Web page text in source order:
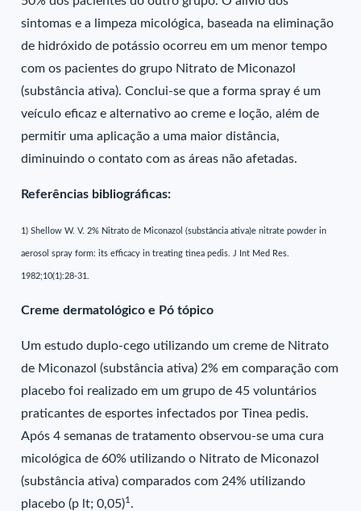
sintomas e a limpeza micológica, baseada na eliminação
de hidróxido de potássio ocorreu em um menor tempo
com os pacientes do grupo Nitrato de Miconazol
(substância ativa). Conclui-se que a forma spray é um
veículo eficaz e alternativo ao creme e loção, além de
permitir uma aplicação a uma maior distância,
diminuindo o contato com as áreas não afetadas.
Referências bibliográficas:
1) Shellow W. V. 2% Nitrato de Miconazol (substância ativa)e nitrate powder in
aerosol spray form: its efficacy in treating tinea pedis. J Int Med Res.
1982;10(1):28-31.
Creme dermatológico e Pó tópico
Um estudo duplo-cego utilizando um creme de Nitrato
de Miconazol (substância ativa) 2% em comparação com
placebo foi realizado em um grupo de 45 voluntários
praticantes de esportes infectados por Tinea pedis.
Após 4 semanas de tratamento observou-se uma cura
micológica de 60% utilizando o Nitrato de Miconazol
(substância ativa) comparados com 24% utilizando
placebo (p lt; 0,05)1 .